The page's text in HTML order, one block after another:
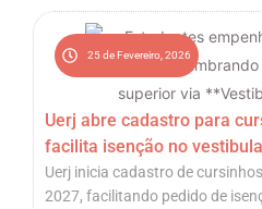
25 de Fevereiro, 2026
Uerj abre cadastro para
facilita isenção no
Uerj inicia cadastro de
2027, facilitando pedido de